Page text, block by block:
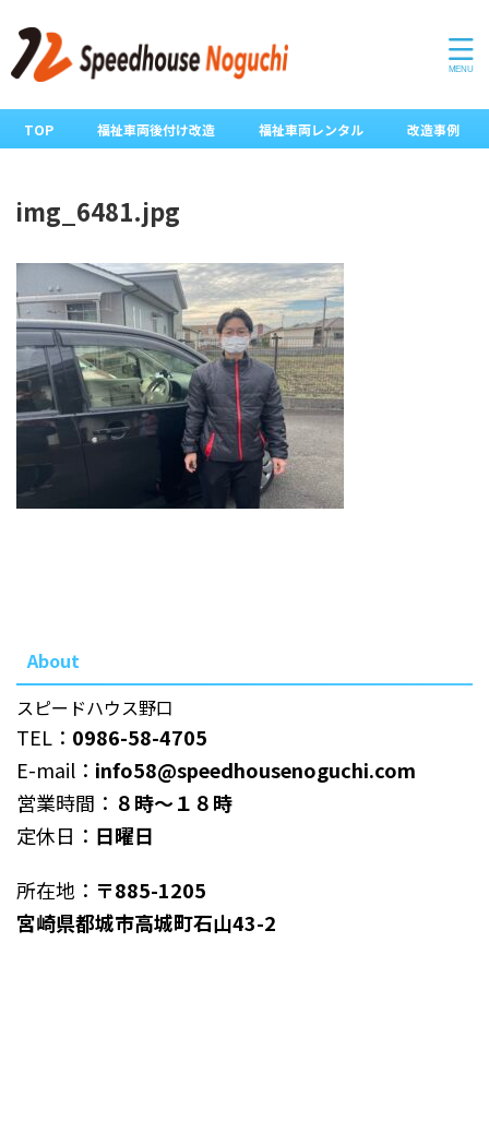
TOP 福祉車両後付け改造 福祉車両レンタル 改造事例
img_6481.jpg
About
スピードハウス野口
TEL： 0986-58-4705
E-mail： info58@speedhousenoguchi.com
営業時間： ８時～１８時
定休日： 日曜日
所在地： 〒885-1205
宮崎県都城市高城町石山43-2